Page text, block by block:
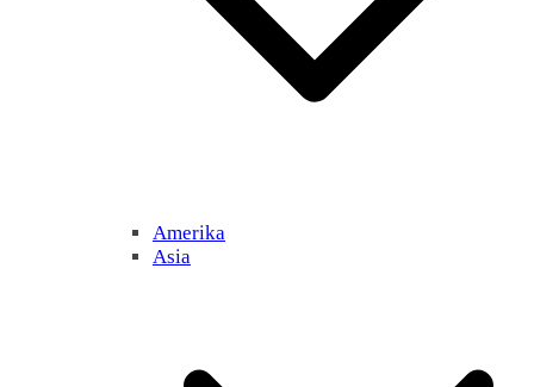
Amerika
Asia